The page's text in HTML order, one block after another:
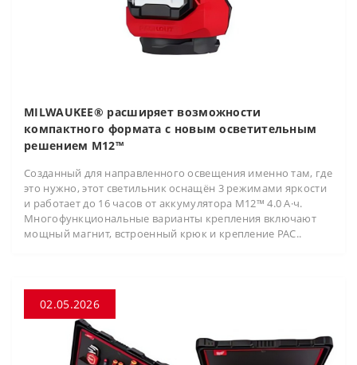
MILWAUKEE® расширяет возможности
компактного формата с новым осветительным
решением M12™
Созданный для направленного освещения именно там, где
это нужно, этот светильник оснащён 3 режимами яркости
и работает до 16 часов от аккумулятора M12™ 4.0 А·ч.
Многофункциональные варианты крепления включают
мощный магнит, встроенный крюк и крепление PAC..
02.05.2026